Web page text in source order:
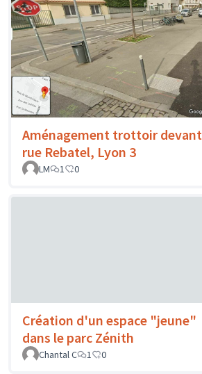
Aménagement trottoir
rue Rebatel, Lyon 3
LM
1 0
Création d'un espace "jeune"
dans le parc Zénith
Chantal C
1 0